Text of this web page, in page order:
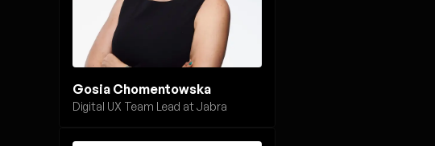
Gosia Chomentowska
Digital UX Team Lead at Jabra